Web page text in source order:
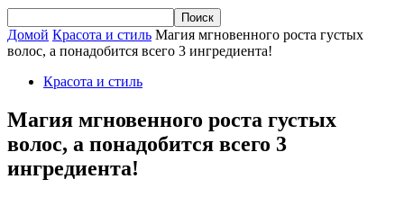
Домой Красота и стиль Магия мгновенного роста густых
волос, а понадобится всего 3 ингредиента!
Красота и стиль
Магия мгновенного роста густых
волос, а понадобится всего 3
ингредиента!